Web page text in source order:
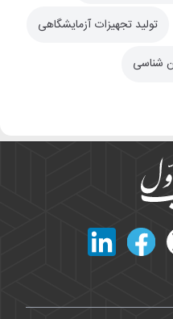
تولید تجهیزات آزمایشگاهی
شناسی